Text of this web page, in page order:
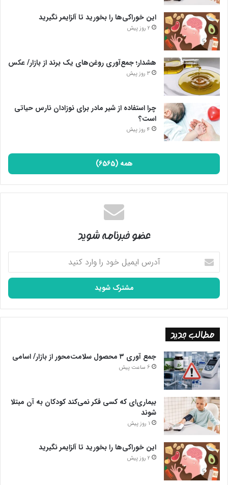
این خوراکی‌ها را بخورید تا آلزایمر نگیرید
2 روز پیش
هشدار؛ جمع‌آوری روغن‌های یک برند از بازار/ عکس
3 روز پیش
چرا استفاده از شیر مادر برای نوزادان نارس حیاتی
است؟
4 روز پیش
همه (6565)
عضو خبرنامه شوید
آدرس
ایمیل
خود
وارد
کنید
مطالب جدید
جمع آوری ۳ محصول سلامت‌محور از بازار/ اسامی
6 ساعت پیش
بیماری‌ای که کسی فکر نمی‌کند کودکان به آن مبتلا
شوند
1 روز پیش
این خوراکی‌ها را بخورید تا آلزایمر نگیرید
2 روز پیش